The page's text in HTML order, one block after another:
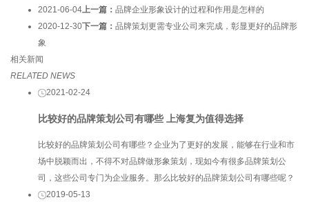
2021-06-04上一篇： 品牌企业形象设计的过程和作用是怎样的
2020-12-30下一篇： 品牌策划更需专业公司来完成，彰显更好的品牌形
象
相关新闻
RELATED NEWS
2021-02-24
比较好的品牌策划公司有哪些 上海复为值得选择
比较好的品牌策划公司有哪些？企业为了更好的发展，能够在行业和市
场中脱颖而出，不得不对品牌做形象策划，现如今有很多品牌策划公
司，这些公司专门为企业服务。那么比较好的品牌策划公司有哪些呢？
2019-05-13